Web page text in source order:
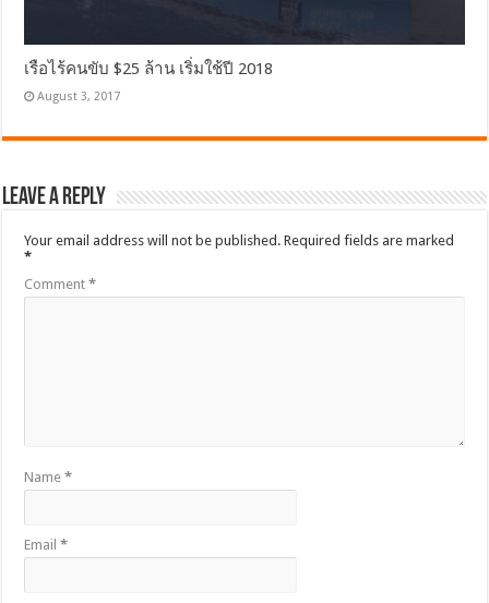
เรือไร้คนขับ $25 ล้าน เริ่มใช้ปี 2018
August 3, 2017
Leave a Reply
Your email address will not be published. Required fields are marked
*
Comment*
Name*
Email*